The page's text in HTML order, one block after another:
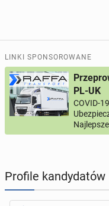
PROFILE
USŁUGI
KUPIĘ & SPRZEDAM
LINKI SPONSOROWANE
PL-UK
COVID-
Profile kandydatów